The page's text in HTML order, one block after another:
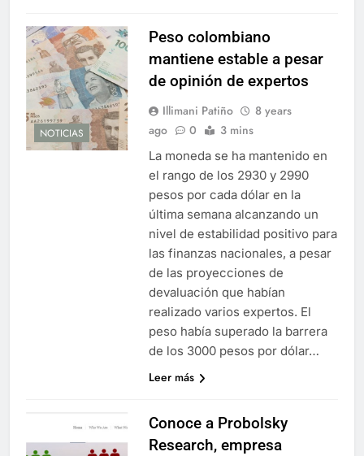
NOTICIAS
Peso colombiano
mantiene estable a pesar
de opinión de expertos
Illimani Patiño
8 years
ago
0 3 mins
La moneda se ha mantenido en
el rango de los 2930 y 2990
pesos por cada dólar en la
última semana alcanzando un
nivel de estabilidad positivo para
las finanzas nacionales, a pesar
de las proyecciones de
devaluación que habían
realizado varios expertos. El
peso había superado la barrera
de los 3000 pesos por dólar…
Leer más
Conoce a Probolsky
Research, empresa